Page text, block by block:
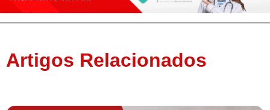
Artigos Relacionados